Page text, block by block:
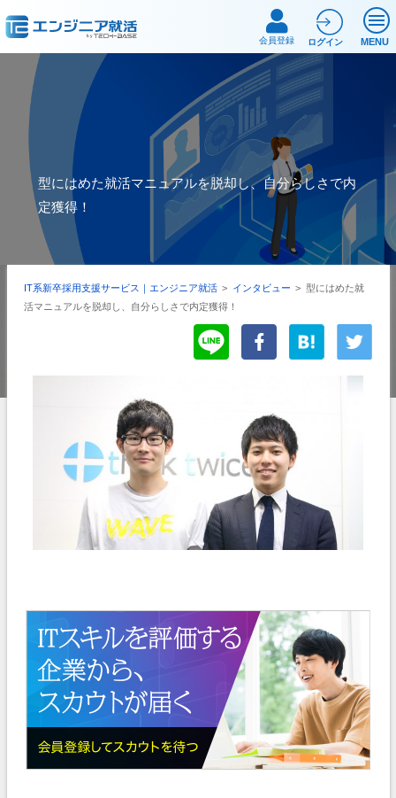
MENU
会員登録 ログイン
型にはめた就活マニュアルを脱却し、自分らしさで内
定獲得！
IT系新卒採用支援サービス｜エンジニア就活 > インタビュー > 型にはめた就
活マニュアルを脱却し、自分らしさで内定獲得！